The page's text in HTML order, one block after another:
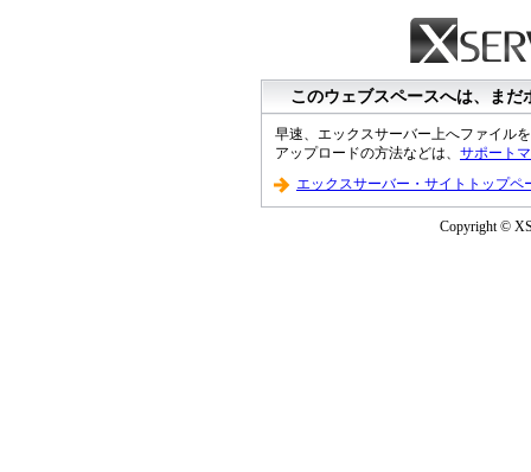
このウェブスペースへは、ま
早速、エックスサーバー上へファイル
アップロードの方法などは、 サポート
エックスサーバー・サイトトップペ
Copyright ©